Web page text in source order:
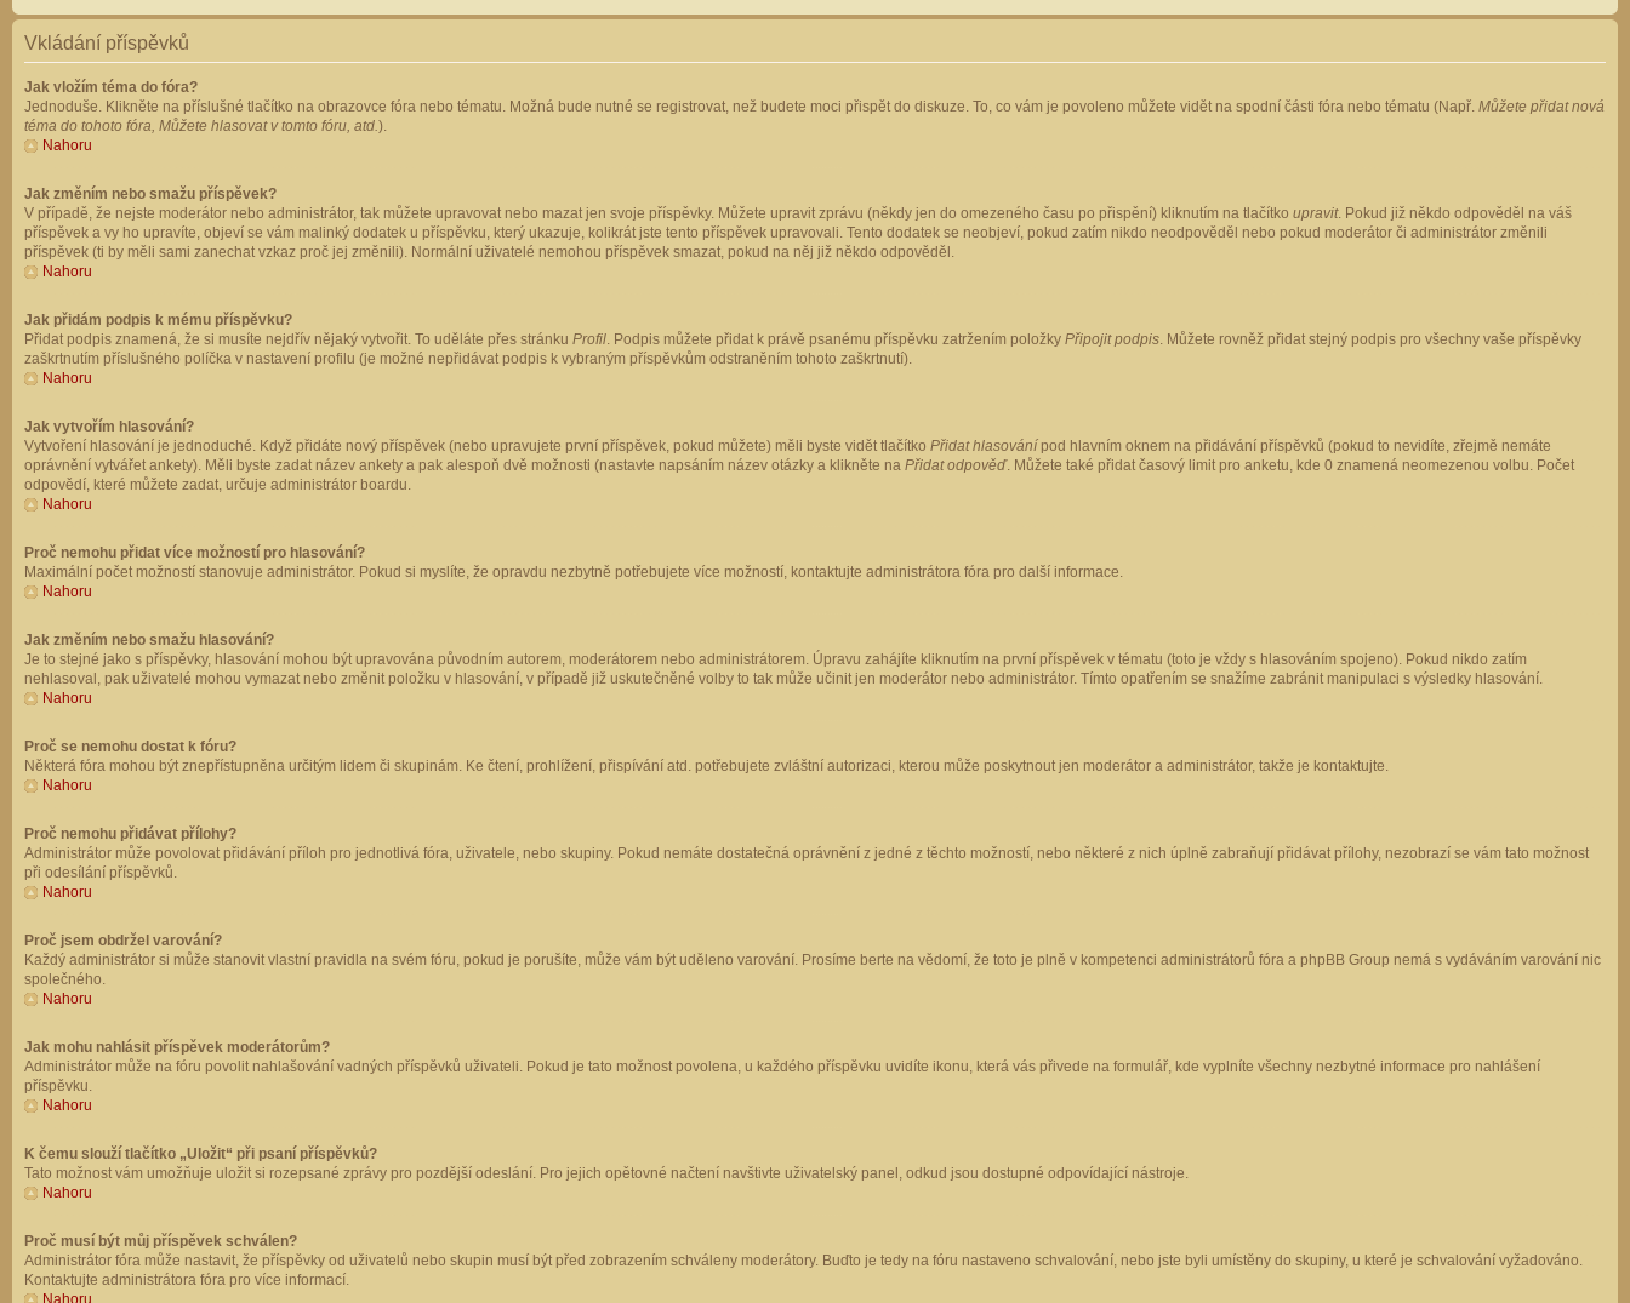
Vkládání příspěvků
Jak vložím téma do fóra?
Jednoduše. Klikněte na příslušné tlačítko na obrazovce fóra nebo tématu. Možná bude nutné se registrovat, než budete moci přispět do diskuze. To, co vám je povoleno můžete vidět na spodní části fóra nebo tématu (Např. Můžete přidat nová
téma do tohoto fóra, Můžete hlasovat v tomto fóru, atd.).
Nahoru
Jak změním nebo smažu příspěvek?
V případě, že nejste moderátor nebo administrátor, tak můžete upravovat nebo mazat jen svoje příspěvky. Můžete upravit zprávu (někdy jen do omezeného času po přispění) kliknutím na tlačítko upravit. Pokud již někdo odpověděl na váš
příspěvek a vy ho upravíte, objeví se vám malinký dodatek u příspěvku, který ukazuje, kolikrát jste tento příspěvek upravovali. Tento dodatek se neobjeví, pokud zatím nikdo neodpověděl nebo pokud moderátor či administrátor změnili
příspěvek (ti by měli sami zanechat vzkaz proč jej změnili). Normální uživatelé nemohou příspěvek smazat, pokud na něj již někdo odpověděl.
Nahoru
Jak přidám podpis k mému příspěvku?
Přidat podpis znamená, že si musíte nejdřív nějaký vytvořit. To uděláte přes stránku Profil. Podpis můžete přidat k právě psanému příspěvku zatržením položky Připojit podpis. Můžete rovněž přidat stejný podpis pro všechny vaše příspěvky
zaškrtnutím příslušného políčka v nastavení profilu (je možné nepřidávat podpis k vybraným příspěvkům odstraněním tohoto zaškrtnutí).
Nahoru
Jak vytvořím hlasování?
Vytvoření hlasování je jednoduché. Když přidáte nový příspěvek (nebo upravujete první příspěvek, pokud můžete) měli byste vidět tlačítko Přidat hlasování pod hlavním oknem na přidávání příspěvků (pokud to nevidíte, zřejmě nemáte
oprávnění vytvářet ankety). Měli byste zadat název ankety a pak alespoň dvě možnosti (nastavte napsáním název otázky a klikněte na Přidat odpověď. Můžete také přidat časový limit pro anketu, kde 0 znamená neomezenou volbu. Počet
odpovědí, které můžete zadat, určuje administrátor boardu.
Nahoru
Proč nemohu přidat více možností pro hlasování?
Maximální počet možností stanovuje administrátor. Pokud si myslíte, že opravdu nezbytně potřebujete více možností, kontaktujte administrátora fóra pro další informace.
Nahoru
Jak změním nebo smažu hlasování?
Je to stejné jako s příspěvky, hlasování mohou být upravována původním autorem, moderátorem nebo administrátorem. Úpravu zahájíte kliknutím na první příspěvek v tématu (toto je vždy s hlasováním spojeno). Pokud nikdo zatím
nehlasoval, pak uživatelé mohou vymazat nebo změnit položku v hlasování, v případě již uskutečněné volby to tak může učinit jen moderátor nebo administrátor. Tímto opatřením se snažíme zabránit manipulaci s výsledky hlasování.
Nahoru
Proč se nemohu dostat k fóru?
Některá fóra mohou být znepřístupněna určitým lidem či skupinám. Ke čtení, prohlížení, přispívání atd. potřebujete zvláštní autorizaci, kterou může poskytnout jen moderátor a administrátor, takže je kontaktujte.
Nahoru
Proč nemohu přidávat přílohy?
Administrátor může povolovat přidávání příloh pro jednotlivá fóra, uživatele, nebo skupiny. Pokud nemáte dostatečná oprávnění z jedné z těchto možností, nebo některé z nich úplně zabraňují přidávat přílohy, nezobrazí se vám tato možnost
při odesílání příspěvků.
Nahoru
Proč jsem obdržel varování?
Každý administrátor si může stanovit vlastní pravidla na svém fóru, pokud je porušíte, může vám být uděleno varování. Prosíme berte na vědomí, že toto je plně v kompetenci administrátorů fóra a phpBB Group nemá s vydáváním varování nic
společného.
Nahoru
Jak mohu nahlásit příspěvek moderátorům?
Administrátor může na fóru povolit nahlašování vadných příspěvků uživateli. Pokud je tato možnost povolena, u každého příspěvku uvidíte ikonu, která vás přivede na formulář, kde vyplníte všechny nezbytné informace pro nahlášení
příspěvku.
Nahoru
K čemu slouží tlačítko „Uložit“ při psaní příspěvků?
Tato možnost vám umožňuje uložit si rozepsané zprávy pro pozdější odeslání. Pro jejich opětovné načtení navštivte uživatelský panel, odkud jsou dostupné odpovídající nástroje.
Nahoru
Proč musí být můj příspěvek schválen?
Administrátor fóra může nastavit, že příspěvky od uživatelů nebo skupin musí být před zobrazením schváleny moderátory. Buďto je tedy na fóru nastaveno schvalování, nebo jste byli umístěny do skupiny, u které je schvalování vyžadováno.
Kontaktujte administrátora fóra pro více informací.
Nahoru